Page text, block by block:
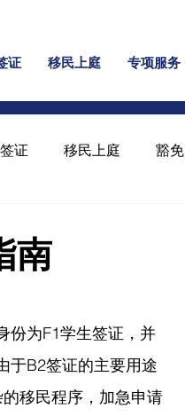
证 移民上庭 专项服务
证 移民上庭 豁免
南
份为F1学生签证，并
于B2签证的主要用途
移民程序，加急申请